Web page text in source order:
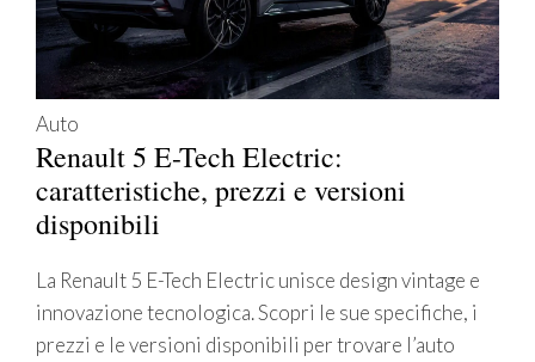
Auto
Renault 5 E-Tech Electric:
caratteristiche, prezzi e versioni
disponibili
La Renault 5 E-Tech Electric unisce design vintage e
innovazione tecnologica. Scopri le sue specifiche, i
prezzi e le versioni disponibili per trovare l’auto